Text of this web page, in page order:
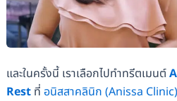
และในครั้งนี้ เราเลือกไปทำทรีตเมนต์
Restที่ อนิสสาคลินิก (Anissa Clinic)